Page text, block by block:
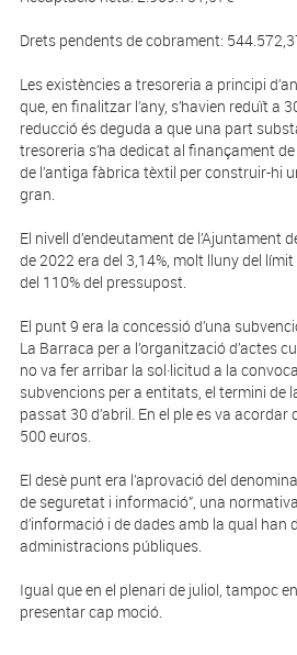
Drets pendents de cobrament:
Les existències a tresoreria a principi
que, en finalitzar l’any, s’havien reduït a
reducció és deguda a que una part
tresoreria s’ha dedicat al finançament
de l’antiga fàbrica tèxtil per construir-hi
gran.
El nivell d’endeutament de l’Ajuntament
de 2022 era del 3,14%, molt lluny del
del 110% del pressupost.
El punt 9 era la concessió d’una
La Barraca per a l’organització d’actes
no va fer arribar la sol·licitud a la
subvencions per a entitats, el termini de
passat 30 d’abril. En el ple es va
500 euros.
El desè punt era l’aprovació del
de seguretat i informació”, una
d’informació i de dades amb la qual han
administracions públiques.
Igual que en el plenari de juliol, tampoc
presentar cap moció.